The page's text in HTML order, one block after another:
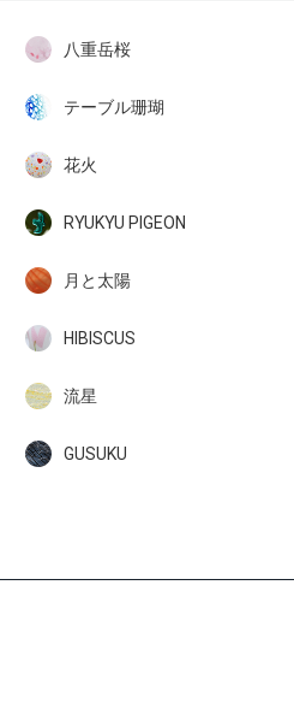
八重岳桜
テーブル珊瑚
花火
RYUKYU PIGEON
月と太陽
HIBISCUS
流星
GUSUKU